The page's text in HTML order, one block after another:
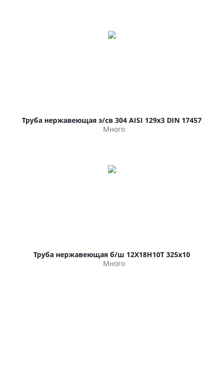
Труба нержавеющая э/св 304 AISI 129х3 DIN 17457
Много
Труба нержавеющая б/ш 12Х18Н10Т 325х10
Много